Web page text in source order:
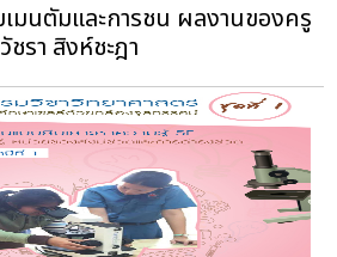
เมนตัมและการชน ผลงานของครู
วัชรา สิงห์ชะฎา